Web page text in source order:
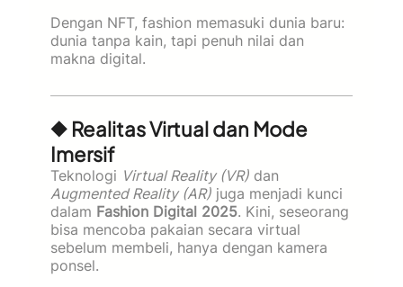
Dengan NFT, fashion memasuki dunia baru:
dunia tanpa kain, tapi penuh nilai dan
makna digital.
◆ Realitas Virtual dan Mode
Imersif
Teknologi Virtual Reality (VR) dan
Augmented Reality (AR) juga menjadi kunci
dalam Fashion Digital 2025. Kini, seseorang
bisa mencoba pakaian secara virtual
sebelum membeli, hanya dengan kamera
ponsel.